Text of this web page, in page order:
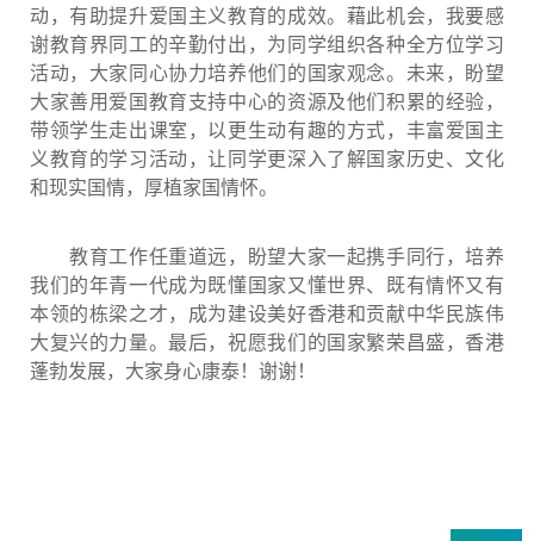
动，有助提升爱国主义教育的成效。藉此机会，我要感
谢教育界同工的辛勤付出，为同学组织各种全方位学习
活动，大家同心协力培养他们的国家观念。未来，盼望
大家善用爱国教育支持中心的资源及他们积累的经验，
带领学生走出课室，以更生动有趣的方式，丰富爱国主
义教育的学习活动，让同学更深入了解国家历史、文化
和现实国情，厚植家国情怀。
教育工作任重道远，盼望大家一起携手同行，培养
我们的年青一代成为既懂国家又懂世界、既有情怀又有
本领的栋梁之才，成为建设美好香港和贡献中华民族伟
大复兴的力量。最后，祝愿我们的国家繁荣昌盛，香港
蓬勃发展，大家身心康泰！谢谢！